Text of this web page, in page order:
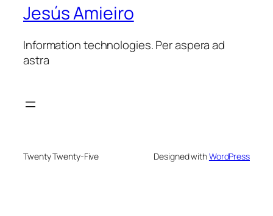
Jesús Amieiro
Information technologies. Per aspera ad
astra
Twenty Twenty-Five Designed withWordPress